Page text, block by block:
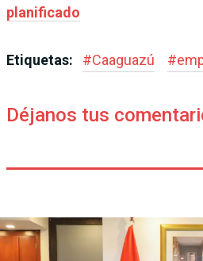
planificado
Etiquetas: #Caaguazú #
Déjanos tus